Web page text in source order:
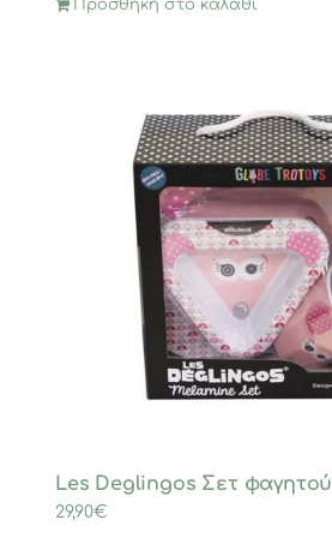
Προσθήκη στο καλάθι
Les Deglingos Σετ φαγητού
29,90€